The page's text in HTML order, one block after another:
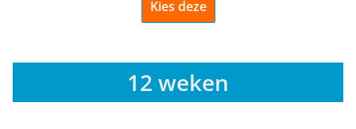
Kies deze
12 weken